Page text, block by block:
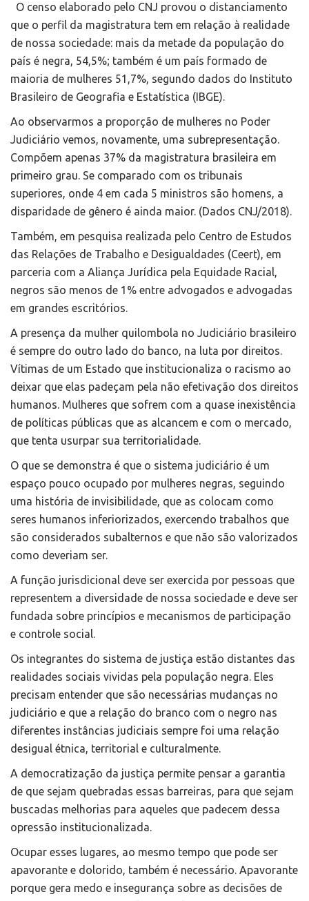
O censo elaborado pelo CNJ provou o distanciamento
que o perfil da magistratura tem em relação à realidade
de nossa sociedade: mais da metade da população do
país é negra, 54,5%; também é um país formado de
maioria de mulheres 51,7%, segundo dados do Instituto
Brasileiro de Geografia e Estatística (IBGE).
Ao observarmos a proporção de mulheres no Poder
Judiciário vemos, novamente, uma subrepresentação.
Compõem apenas 37% da magistratura brasileira em
primeiro grau. Se comparado com os tribunais
superiores, onde 4 em cada 5 ministros são homens, a
disparidade de gênero é ainda maior. (Dados CNJ/2018).
Também, em pesquisa realizada pelo Centro de Estudos
das Relações de Trabalho e Desigualdades (Ceert), em
parceria com a Aliança Jurídica pela Equidade Racial,
negros são menos de 1% entre advogados e advogadas
em grandes escritórios.
A presença da mulher quilombola no Judiciário brasileiro
é sempre do outro lado do banco, na luta por direitos.
Vítimas de um Estado que institucionaliza o racismo ao
deixar que elas padeçam pela não efetivação dos direitos
humanos. Mulheres que sofrem com a quase inexistência
de políticas públicas que as alcancem e com o mercado,
que tenta usurpar sua territorialidade.
O que se demonstra é que o sistema judiciário é um
espaço pouco ocupado por mulheres negras, seguindo
uma história de invisibilidade, que as colocam como
seres humanos inferiorizados, exercendo trabalhos que
são considerados subalternos e que não são valorizados
como deveriam ser.
A função jurisdicional deve ser exercida por pessoas que
representem a diversidade de nossa sociedade e deve ser
fundada sobre princípios e mecanismos de participação
e controle social.
Os integrantes do sistema de justiça estão distantes das
realidades sociais vividas pela população negra. Eles
precisam entender que são necessárias mudanças no
judiciário e que a relação do branco com o negro nas
diferentes instâncias judiciais sempre foi uma relação
desigual étnica, territorial e culturalmente.
A democratização da justiça permite pensar a garantia
de que sejam quebradas essas barreiras, para que sejam
buscadas melhorias para aqueles que padecem dessa
opressão institucionalizada.
Ocupar esses lugares, ao mesmo tempo que pode ser
apavorante e dolorido, também é necessário. Apavorante
porque gera medo e insegurança sobre as decisões de